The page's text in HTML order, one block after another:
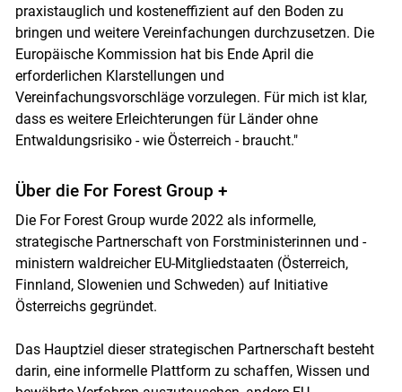
praxistauglich und kosteneffizient auf den Boden zu
bringen und weitere Vereinfachungen durchzusetzen. Die
Europäische Kommission hat bis Ende April die
erforderlichen Klarstellungen und
Vereinfachungsvorschläge vorzulegen. Für mich ist klar,
dass es weitere Erleichterungen für Länder ohne
Entwaldungsrisiko - wie Österreich - braucht."
Über die For Forest Group +
Die For Forest Group wurde 2022 als informelle,
strategische Partnerschaft von Forstministerinnen und -
ministern waldreicher EU-Mitgliedstaaten (Österreich,
Finnland, Slowenien und Schweden) auf Initiative
Österreichs gegründet.
Das Hauptziel dieser strategischen Partnerschaft besteht
darin, eine informelle Plattform zu schaffen, Wissen und